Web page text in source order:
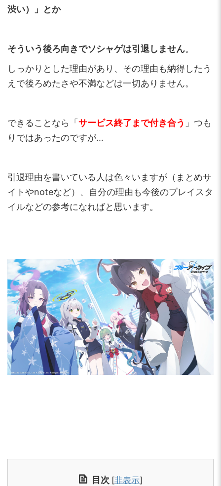
渋い）」とか
そういう後ろ向きでソシャゲは引退しません。
しっかりとした理由があり、その理由も納得したう
えで後ろめたさや不満などは一切ありません。
できることなら「サービス終了まで付き合う 」つも
りではあったのですが…
引退理由を書いている人は色々いますが（まとめサ
イトやnoteなど）、自分の理由も今後のプレイスタ
イルなどの参考になればと思います。
目次 [非表示]